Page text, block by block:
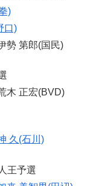
)
口)
第郎(国民)
正宏(BVD)
久(石川)
王予選